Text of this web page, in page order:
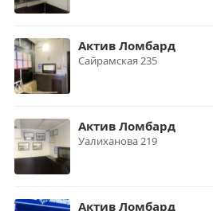
Актив Ломбард
Сайрамская 235
Актив Ломбард
Уалиханова 219
Актив Ломбард